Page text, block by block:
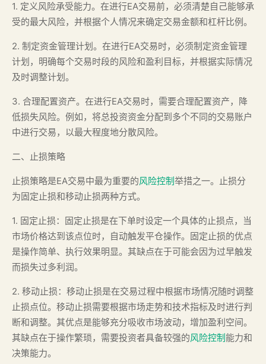
1. 定义风险承受能力。在进行EA交易前，必须清楚自己能够承
受的最大风险，并根据个人情况来确定交易金额和杠杆比例。
2. 制定资金管理计划。在进行EA交易时，必须制定资金管理
计划，明确每个交易时段的风险和盈利目标，并根据实际情况
及时调整计划。
3. 合理配置资产。在进行EA交易时，需要合理配置资产，降
低损失风险。例如，将总投资资金分配到多个不同的交易账户
中进行交易，以最大程度地分散风险。
二、止损策略
止损策略是EA交易中最为重要的风险控制举措之一。止损分
为固定止损和移动止损两种方式。
1. 固定止损：固定止损是在下单时设定一个具体的止损点，当
市场价格达到该点位时，自动触发平仓操作。固定止损的优点
是操作简单、执行效果明显。其缺点在于可能会因为过早触发
而损失过多利润。
2. 移动止损：移动止损是在交易过程中根据市场情况随时调整
止损点位。移动止损需要根据市场走势和技术指标及时进行判
断和调整。其优点是能够充分吸收市场波动，增加盈利空间。
其缺点在于操作繁琐，需要投资者具备较强的风险控制能力和
决策能力。